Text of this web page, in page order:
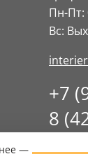
Пн-Пт:
Вс:
+7
8
—